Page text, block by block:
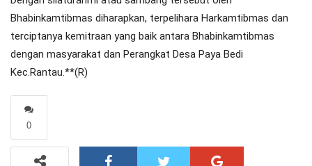
Bhabinkamtibmas diharapkan, terpelihara Harkamtibmas dan
terciptanya kemitraan yang baik antara Bhabinkamtibmas
dengan masyarakat dan Perangkat Desa Paya Bedi
Kec.Rantau.**(R)
0